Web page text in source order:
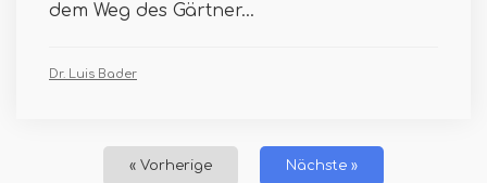
dem Weg des Gärtner...
Dr. Luis Bader
« Vorherige Nächste »